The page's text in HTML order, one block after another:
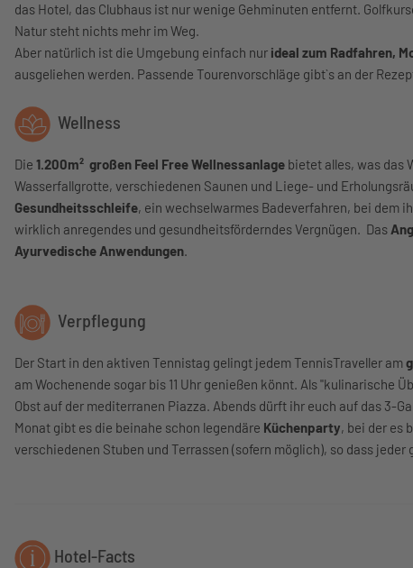
das Hotel, das Clubhaus ist nur wenige Gehminuten entfernt.
Natur steht nichts mehr im Weg.
Aber natürlich ist die Umgebung einfach nur ideal zum Radfahren,
ausgeliehen werden. Passende Tourenvorschläge gibt`s an der
Wellness
Die 1.200m² großen Feel Free Wellnessanlage bietet alles, was das
Wasserfallgrotte, verschiedenen Saunen und Liege- und
Gesundheitsschleife, ein wechselwarmes Badeverfahren, bei dem
wirklich anregendes und gesundheitsförderndes Vergnügen. Das
Ayurvedische Anwendungen.
Verpflegung
Der Start in den aktiven Tennistag gelingt jedem TennisTraveller am
am Wochenende sogar bis 11 Uhr genießen könnt. Als "kulinarische
Obst auf der mediterranen Piazza. Abends dürft ihr euch auf das 3-
Monat gibt es die beinahe schon legendäre Küchenparty, bei der es
verschiedenen Stuben und Terrassen (sofern möglich), so dass jeder
Hotel-Facts